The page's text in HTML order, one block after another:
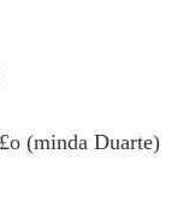
(minda Duarte)